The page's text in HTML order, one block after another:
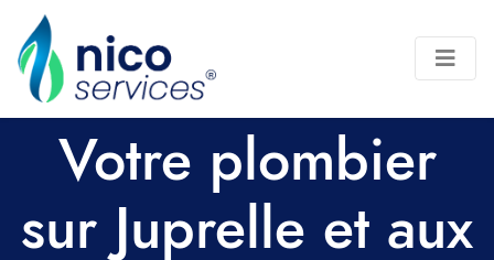
Votre plombier
sur Juprelle et aux